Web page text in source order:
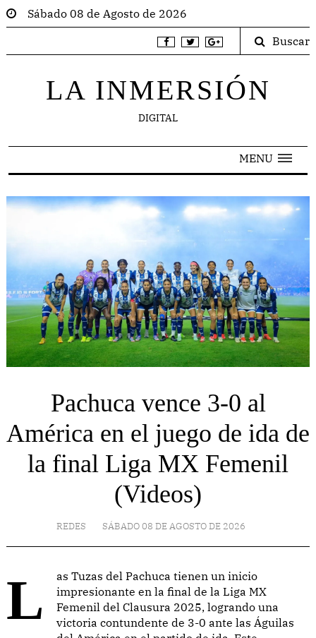
Sábado 08 de Agosto de 2026
Buscar
LA INMERSIÓN
DIGITAL
MENU
Pachuca vence 3-0 al
América en el juego de ida de
la final Liga MX Femenil
(Videos)
REDES SÁBADO 08 DE AGOSTO DE 2026
Las Tuzas del Pachuca tienen un inicio
impresionante en la final de la Liga MX
Femenil del Clausura 2025, logrando una
victoria contundente de 3-0 ante las Águilas